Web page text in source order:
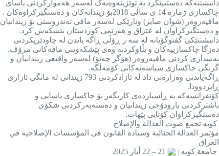
دانیشتنەکە دەستیپێکرد بە توێژینەوەیەک لەسەر هەموارکردنی یاسای
چاکسازی ژمارە 14 ی ساڵی 2018بۆ زیندانەکان و دەستگیرکراوەکان .
مافپەروەر (شوان صابر) وتارێکی لەسەر مافی تەندروستی بۆ زیندانیان
و دەستگیرکراوان لە عێراق و هەرێمی کوردستان پێشکەش کرد.
دانیشتنێکی گفتوگۆیانە له سه ر ڕۆڵی ڕاگه یاندن له چاودێریکردنی
دەزگا چاکسازییەکان و بڵاوکردنه وەی پێشکەوتنی مافەکانی مرۆڤ.
بەشداری کردنی مافپەروەر (هۆگر چەتۆ) لەسەر واقیعی زیندانیان و
گرنگی چاکسازی سیاسەتەکانی کۆمەڵگە.
ڕاگەیاندنی وەزارەتی داد لە ئازادکردنی 793 زیندانی لە مانگی ئازاری
ڕابردوودا.
کۆنفرانسەکە بە ڕاسپاردەی کاریگەر بۆ چاکسازی یاسایی و
باشترکردنی بارودۆخی زیندانیان و دەستەبەرکردنی شکۆی
دەستگیرکراوان کۆتایی پێهات.
كويه تجمع صوت العدالة والإصلاح
مؤتمر العدالة الجنائية وسيادة القانون في المؤسسات الإصلاحية في
العراق
جامعة كويه |